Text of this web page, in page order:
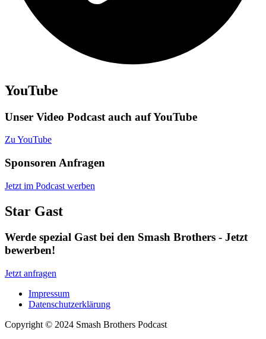
YouTube
Unser Video Podcast auch auf YouTube
Zu YouTube
Sponsoren Anfragen
Jetzt im Podcast werben
Star Gast
Werde spezial Gast bei den Smash Brothers - Jetzt
bewerben!
Jetzt anfragen
Impressum
Datenschutzerklärung
Copyright © 2024 Smash Brothers Podcast